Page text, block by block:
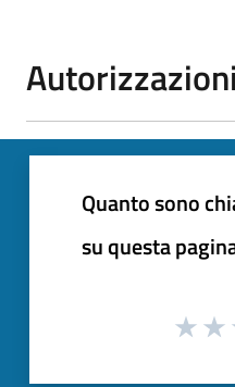
Autorizzazioni
Quanto sono
su questa